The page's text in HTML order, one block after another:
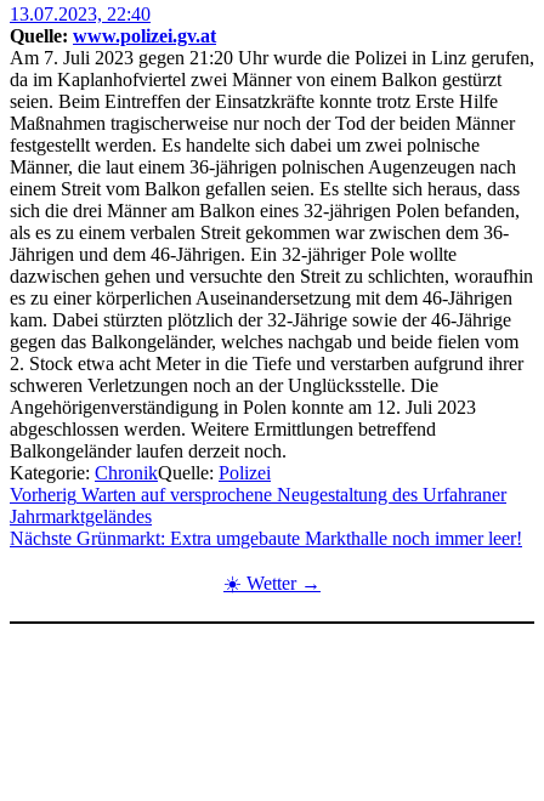
Posted
on
13.07.2023, 22:40
Quelle: www.polizei.gv.at
Am 7. Juli 2023 gegen 21:20 Uhr wurde die Polizei in Linz gerufen,
da im Kaplanhofviertel zwei Männer von einem Balkon gestürzt
seien. Beim Eintreffen der Einsatzkräfte konnte trotz Erste Hilfe
Maßnahmen tragischerweise nur noch der Tod der beiden Männer
festgestellt werden. Es handelte sich dabei um zwei polnische
Männer, die laut einem 36-jährigen polnischen Augenzeugen nach
einem Streit vom Balkon gefallen seien. Es stellte sich heraus, dass
sich die drei Männer am Balkon eines 32-jährigen Polen befanden,
als es zu einem verbalen Streit gekommen war zwischen dem 36-
Jährigen und dem 46-Jährigen. Ein 32-jähriger Pole wollte
dazwischen gehen und versuchte den Streit zu schlichten, woraufhin
es zu einer körperlichen Auseinandersetzung mit dem 46-Jährigen
kam. Dabei stürzten plötzlich der 32-Jährige sowie der 46-Jährige
gegen das Balkongeländer, welches nachgab und beide fielen vom
2. Stock etwa acht Meter in die Tiefe und verstarben aufgrund ihrer
schweren Verletzungen noch an der Unglücksstelle. Die
Angehörigenverständigung in Polen konnte am 12. Juli 2023
abgeschlossen werden. Weitere Ermittlungen betreffend
Balkongeländer laufen derzeit noch.
Kategorie: ChronikQuelle: Polizei
Beitragsnavigation
Vorherig Warten auf versprochene Neugestaltung des Urfahraner
Jahrmarktgeländes
Nächste Grünmarkt: Extra umgebaute Markthalle noch immer leer!
☀️ Wetter →